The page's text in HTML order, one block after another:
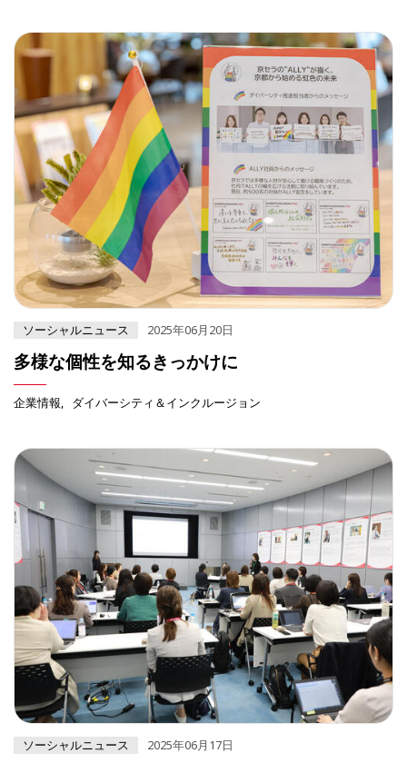
ソーシャルニュース 2025年06月20日
多様な個性を知るきっかけに
企業情報 ダイバーシティ＆インクルージョン
ソーシャルニュース 2025年06月17日